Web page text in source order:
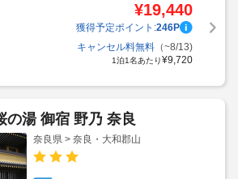
¥19,440
獲得予定ポイント:246P
キャンセル料無料（~8/13)
1泊1名あたり¥9,720
の湯 御宿 野乃 奈良
奈良県 > 奈良・大和郡山